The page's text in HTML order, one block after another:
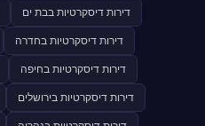
דירות דיסקרטיות בבת ים
דירות דיסקרטיות בחדרה
דירות דיסקרטיות בחיפה
דירות דיסקרטיות בירושלים